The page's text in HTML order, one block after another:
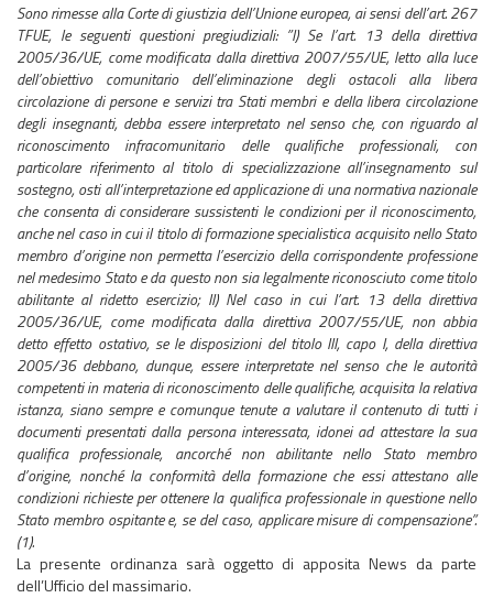
Sono rimesse alla Corte di giustizia dell’Unione europea, ai sensi dell’art. 267
TFUE, le seguenti questioni pregiudiziali: ”I) Se l’art. 13 della direttiva
2005/36/UE, come modificata dalla direttiva 2007/55/UE, letto alla luce
dell’obiettivo comunitario dell’eliminazione degli ostacoli alla libera
circolazione di persone e servizi tra Stati membri e della libera circolazione
degli insegnanti, debba essere interpretato nel senso che, con riguardo al
riconoscimento infracomunitario delle qualifiche professionali, con
particolare riferimento al titolo di specializzazione all’insegnamento sul
sostegno, osti all’interpretazione ed applicazione di una normativa nazionale
che consenta di considerare sussistenti le condizioni per il riconoscimento,
anche nel caso in cui il titolo di formazione specialistica acquisito nello Stato
membro d’origine non permetta l’esercizio della corrispondente professione
nel medesimo Stato e da questo non sia legalmente riconosciuto come titolo
abilitante al ridetto esercizio; II) Nel caso in cui l’art. 13 della direttiva
2005/36/UE, come modificata dalla direttiva 2007/55/UE, non abbia
detto effetto ostativo, se le disposizioni del titolo III, capo I, della direttiva
2005/36 debbano, dunque, essere interpretate nel senso che le autorità
competenti in materia di riconoscimento delle qualifiche, acquisita la relativa
istanza, siano sempre e comunque tenute a valutare il contenuto di tutti i
documenti presentati dalla persona interessata, idonei ad attestare la sua
qualifica professionale, ancorché non abilitante nello Stato membro
d’origine, nonché la conformità della formazione che essi attestano alle
condizioni richieste per ottenere la qualifica professionale in questione nello
Stato membro ospitante e, se del caso, applicare misure di compensazione”.
(1).
La presente ordinanza sarà oggetto di apposita News da parte
dell’Ufficio del massimario.